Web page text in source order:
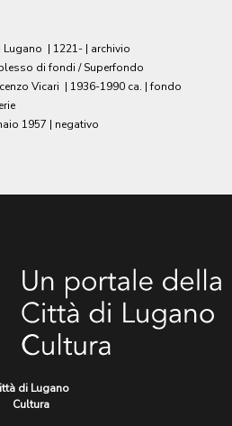
| 1221- | archivio
di fondi / Superfondo
Vicari | 1936-1990 ca. | fondo
1957 | negativo
di Lugano
Cultura